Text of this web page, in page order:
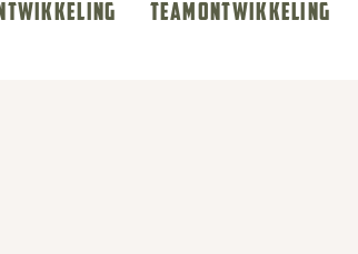
Teamontwikkeling